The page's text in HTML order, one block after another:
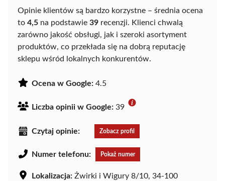
Opinie klientów są bardzo korzystne – średnia ocena
to 4,5 na podstawie 39 recenzji. Klienci chwalą
zarówno jakość obsługi, jak i szeroki asortyment
produktów, co przekłada się na dobrą reputację
sklepu wśród lokalnych konkurentów.
Ocena w Google: 4.5
Liczba opinii w Google: 39
Czytaj opinie: Zobacz profil
Numer telefonu: Pokaż numer
Lokalizacja: Żwirki i Wigury 8/10, 34-100